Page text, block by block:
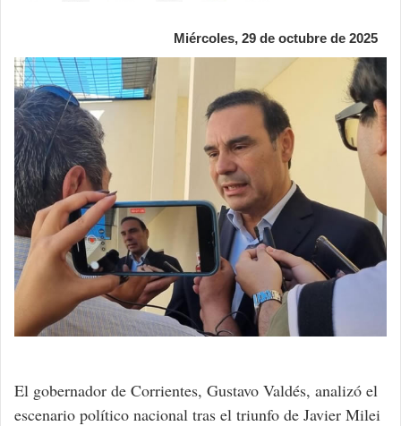
Miércoles, 29 de octubre de 2025
El gobernador de Corrientes, Gustavo Valdés, analizó el
escenario político nacional tras el triunfo de Javier Milei